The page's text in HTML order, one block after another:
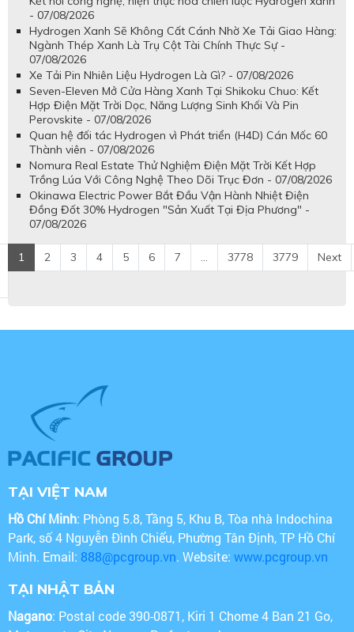
- 07/08/2026
Hydrogen Xanh Sẽ Không Cất Cánh Nhờ Xe Tải Giao Hàng:
Ngành Thép Xanh Là Trụ Cột Tài Chính Thực Sự -
07/08/2026
Xe Tải Pin Nhiên Liệu Hydrogen Là Gì? - 07/08/2026
Seven-Eleven Mở Cửa Hàng Xanh Tại Shikoku Chuo: Kết
Hợp Điện Mặt Trời Dọc, Năng Lượng Sinh Khối Và Pin
Perovskite - 07/08/2026
Quan hệ đối tác Hydrogen vì Phát triển (H4D) Cán Mốc 60
Thành viên - 07/08/2026
Nomura Real Estate Thử Nghiệm Điện Mặt Trời Kết Hợp
Trồng Lúa Với Công Nghệ Theo Dõi Trục Đơn - 07/08/2026
Okinawa Electric Power Bắt Đầu Vận Hành Nhiệt Điện
Đồng Đốt 30% Hydrogen "Sản Xuất Tại Địa Phương" -
07/08/2026
1 2 3 4 5 6 7 ... 3778 3779 Next
TẠI VIỆT NAM
Hồ Chí Minh: Phòng 5.8, Tầng 5, Khu B, Tòa nhà Indochina
Park, số 4 Nguyễn Đình Chiểu, Phường Tân Định, TP Hồ Chí
Minh. Email: 888@pcgroup.vn. Website: www.pcgroup.vn
TẠI NHẬT BẢN
Nagano: Postal code 390-0871, Kiri 1 Chome 4 Ban 21 Go,